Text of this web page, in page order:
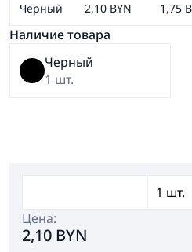
Черный 2,10 BYN 1,75
Наличие товара
Черный
1 шт.
Цена:
2,10 BYN